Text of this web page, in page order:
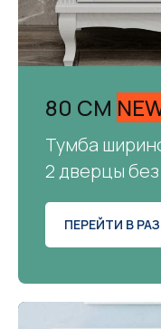
80 СМ
Тумба
2 дверцы
ПЕРЕЙТИ В